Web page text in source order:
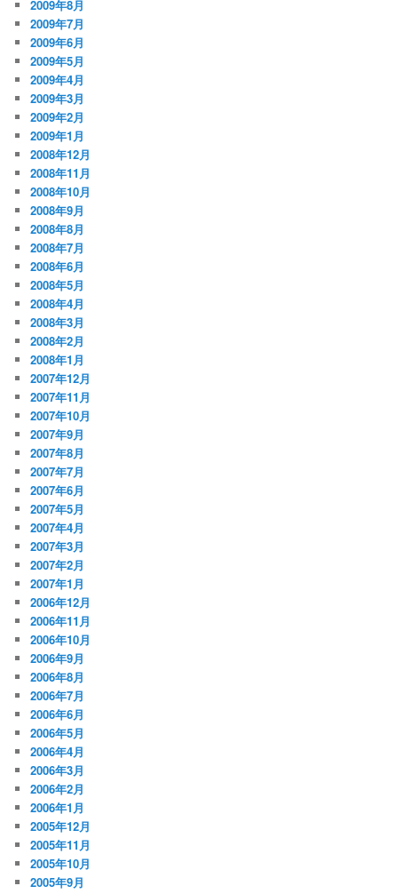
2009年8月
2009年7月
2009年6月
2009年5月
2009年4月
2009年3月
2009年2月
2009年1月
2008年12月
2008年11月
2008年10月
2008年9月
2008年8月
2008年7月
2008年6月
2008年5月
2008年4月
2008年3月
2008年2月
2008年1月
2007年12月
2007年11月
2007年10月
2007年9月
2007年8月
2007年7月
2007年6月
2007年5月
2007年4月
2007年3月
2007年2月
2007年1月
2006年12月
2006年11月
2006年10月
2006年9月
2006年8月
2006年7月
2006年6月
2006年5月
2006年4月
2006年3月
2006年2月
2006年1月
2005年12月
2005年11月
2005年10月
2005年9月